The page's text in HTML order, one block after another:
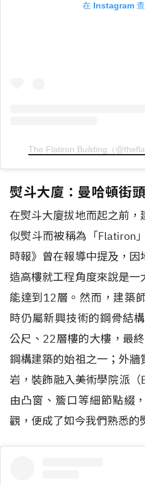
在 Instagram
The Flatiron Building（
熨斗大廈：曼哈頓街
在熨斗大廈拔地而起之前
似熨斗而被稱為「Flatiron
時報》曾在報導中提及，
造高樓就工程角度來說是
能達到 12層。然而，建築
時仍屬新興技術的鋼骨結
公尺、 22層樓的大樓，最
鋼構建築的始祖之一；外
岩，裝飾融入美術學院派（
由凸窗、 簷口等細節點綴
觀，便成了如今我們熟悉的